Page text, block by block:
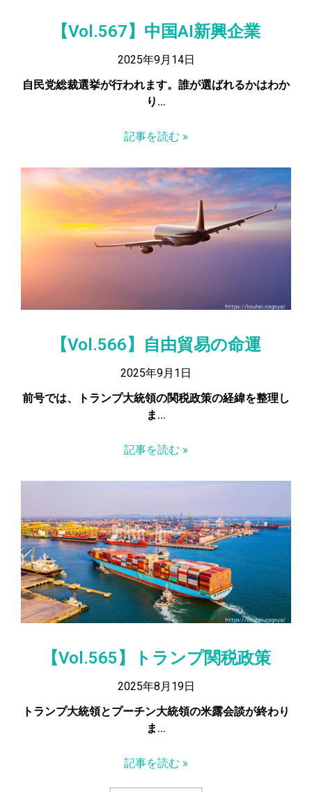
【Vol.567】中国AI新興企業
2025年9月14日
自民党総裁選挙が行われます。誰が選ばれるかはわか
り…
記事を読む »
【Vol.566】自由貿易の命運
2025年9月1日
前号では、トランプ大統領の関税政策の経緯を整理し
ま…
記事を読む »
【Vol.565】トランプ関税政策
2025年8月19日
トランプ大統領とプーチン大統領の米露会談が終わり
ま…
記事を読む »